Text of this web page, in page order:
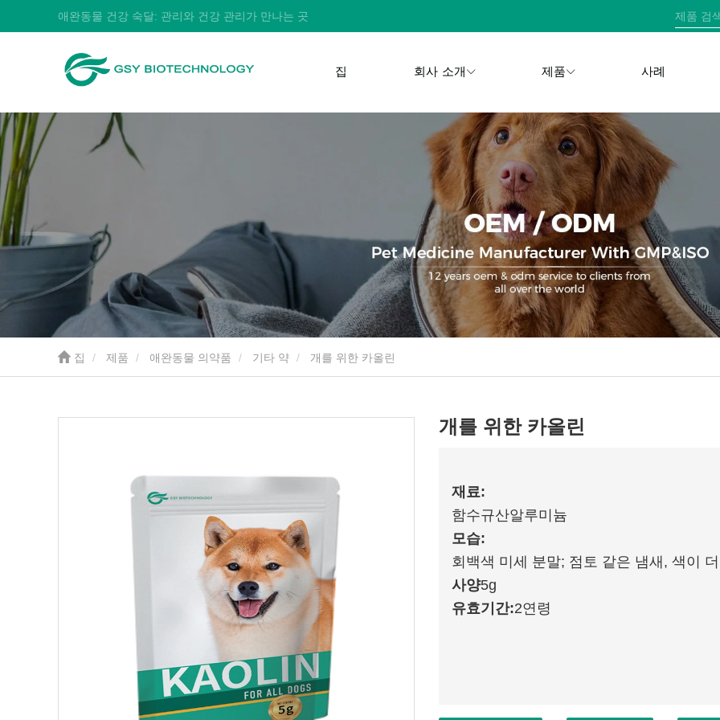
애완동물 건강 숙달: 관리와 건강 관리가 만나는 곳
집 회사 소개 제품 사례
집 제품 애완동물 의약품 기타 약 개를 위한 카올린
개를 위한 카올린
재료:
함수규산알루미늄
모습:
회백색 미세 분말; 점토 같은 냄새, 색이
사양5g
유효기간:2연령